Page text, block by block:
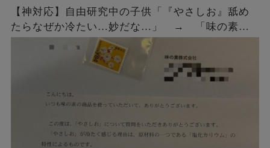
【神対応】自由研究中の子供「『やさしお』舐め
たらなぜか冷たい…妙だな…」 → 「味の素」
にメールではなく直接手紙を出したら、企業から
◯◯◯をもらう！